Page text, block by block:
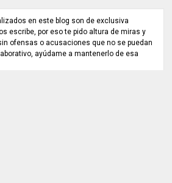
en este blog son de exclusiva
escribe, por eso te pido altura de miras y
ofensas o acusaciones que no se puedan
ayúdame a mantenerlo de esa